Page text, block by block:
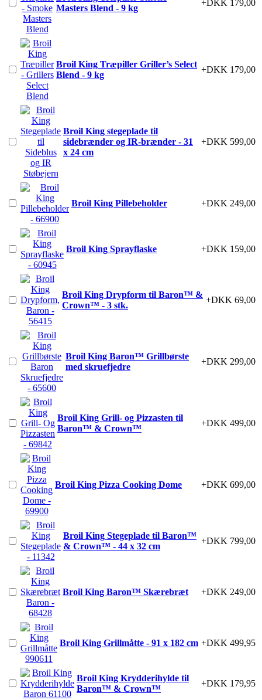
Masters Blend - 9 kg
+DKK 179,00
Broil King Træpiller Griller’s Select
Blend - 9 kg
+DKK 179,00
Broil King stegeplade til
sidebrænder og IR-brænder - 31
x 24 cm
+DKK 599,00
Broil King Pillebeholder +DKK 249,00
Broil King Sprayflaske +DKK 159,00
Broil King Drypform til Baron™ &
Crown™ - 3 stk.
+DKK 69,00
Broil King Baron™ Grillbørste
med skruefjedre
+DKK 299,00
Broil King Grill- og Pizzasten til
Baron™ & Crown™
+DKK 499,00
Broil King Pizza Cooking Dome +DKK 699,00
Broil King Stegeplade til Baron™
& Crown™ - 44 x 32 cm
+DKK 799,00
Broil King Baron™ Skærebræt +DKK 249,00
Broil King Grillmåtte - 91 x 182 cm +DKK 499,95
Broil King Krydderihylde til
Baron™ & Crown™
+DKK 179,95